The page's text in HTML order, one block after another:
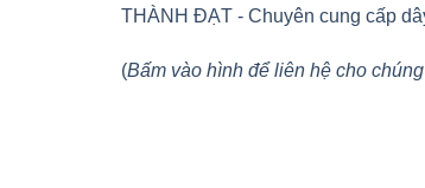
THÀNH ĐẠT - Chuyên cung cấp
(Bấm vào hình để liên hệ cho